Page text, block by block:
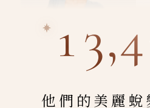
他們的美麗